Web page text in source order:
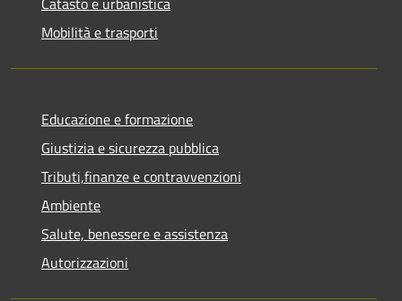
Mobilità e trasporti
Educazione e formazione
Giustizia e sicurezza pubblica
Tributi,finanze e contravvenzioni
Ambiente
Salute, benessere e assistenza
Autorizzazioni